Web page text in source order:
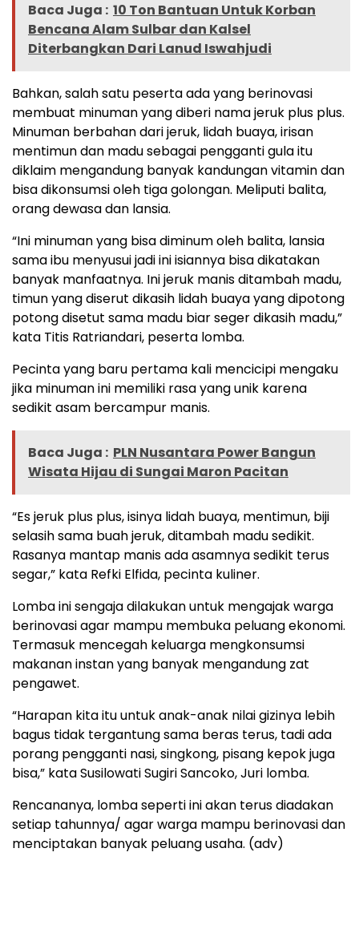
Baca Juga : 10 Ton Bantuan Untuk Korban
Bencana Alam Sulbar dan Kalsel
Diterbangkan Dari Lanud Iswahjudi
Bahkan, salah satu peserta ada yang berinovasi
membuat minuman yang diberi nama jeruk plus plus.
Minuman berbahan dari jeruk, lidah buaya, irisan
mentimun dan madu sebagai pengganti gula itu
diklaim mengandung banyak kandungan vitamin dan
bisa dikonsumsi oleh tiga golongan. Meliputi balita,
orang dewasa dan lansia.
“Ini minuman yang bisa diminum oleh balita, lansia
sama ibu menyusui jadi ini isiannya bisa dikatakan
banyak manfaatnya. Ini jeruk manis ditambah madu,
timun yang diserut dikasih lidah buaya yang dipotong
potong disetut sama madu biar seger dikasih madu,”
kata Titis Ratriandari, peserta lomba.
Pecinta yang baru pertama kali mencicipi mengaku
jika minuman ini memiliki rasa yang unik karena
sedikit asam bercampur manis.
Baca Juga : PLN Nusantara Power Bangun
Wisata Hijau di Sungai Maron Pacitan
“Es jeruk plus plus, isinya lidah buaya, mentimun, biji
selasih sama buah jeruk, ditambah madu sedikit.
Rasanya mantap manis ada asamnya sedikit terus
segar,” kata Refki Elfida, pecinta kuliner.
Lomba ini sengaja dilakukan untuk mengajak warga
berinovasi agar mampu membuka peluang ekonomi.
Termasuk mencegah keluarga mengkonsumsi
makanan instan yang banyak mengandung zat
pengawet.
“Harapan kita itu untuk anak-anak nilai gizinya lebih
bagus tidak tergantung sama beras terus, tadi ada
porang pengganti nasi, singkong, pisang kepok juga
bisa,” kata Susilowati Sugiri Sancoko, Juri lomba.
Rencananya, lomba seperti ini akan terus diadakan
setiap tahunnya/ agar warga mampu berinovasi dan
menciptakan banyak peluang usaha. (adv)